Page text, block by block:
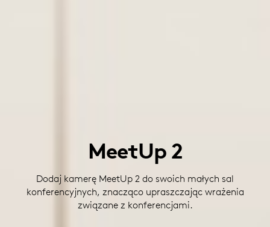
MeetUp 2
Dodaj kamerę MeetUp 2 do swoich małych sal
konferencyjnych, znacząco upraszczając wrażenia
związane z konferencjami.